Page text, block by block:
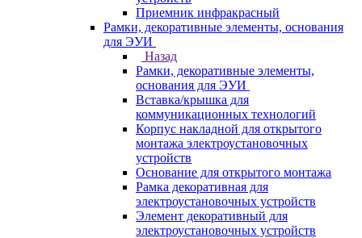
Приемник инфракрасный
Рамки, декоративные элементы, основания
для ЭУИ
Назад
Рамки, декоративные элементы,
основания для ЭУИ
Вставка/крышка для
коммуникационных технологий
Корпус накладной для открытого
монтажа электроустановочных
устройств
Основание для открытого монтажа
Рамка декоративная для
электроустановочных устройств
Элемент декоративный для
электроустановочных устройств